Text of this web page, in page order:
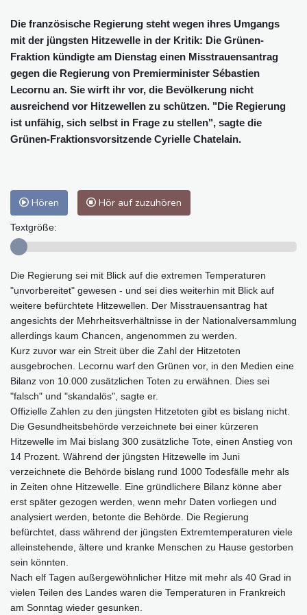
Die französische Regierung steht wegen ihres Umgangs
mit der jüngsten Hitzewelle in der Kritik: Die Grünen-
Fraktion kündigte am Dienstag einen Misstrauensantrag
gegen die Regierung von Premierminister Sébastien
Lecornu an. Sie wirft ihr vor, die Bevölkerung nicht
ausreichend vor Hitzewellen zu schützen. "Die Regierung
ist unfähig, sich selbst in Frage zu stellen", sagte die
Grünen-Fraktionsvorsitzende Cyrielle Chatelain.
Hören Hör auf zuzuhören
Textgröße:
Die Regierung sei mit Blick auf die extremen Temperaturen
"unvorbereitet" gewesen - und sei dies weiterhin mit Blick auf
weitere befürchtete Hitzewellen. Der Misstrauensantrag hat
angesichts der Mehrheitsverhältnisse in der Nationalversammlung
allerdings kaum Chancen, angenommen zu werden.
Kurz zuvor war ein Streit über die Zahl der Hitzetoten
ausgebrochen. Lecornu warf den Grünen vor, in den Medien eine
Bilanz von 10.000 zusätzlichen Toten zu erwähnen. Dies sei
"falsch" und "skandalös", sagte er.
Offizielle Zahlen zu den jüngsten Hitzetoten gibt es bislang nicht.
Die Gesundheitsbehörde verzeichnete bei einer kürzeren
Hitzewelle im Mai bislang 300 zusätzliche Tote, einen Anstieg von
14 Prozent. Während der jüngsten Hitzewelle im Juni
verzeichnete die Behörde bislang rund 1000 Todesfälle mehr als
in Zeiten ohne Hitzewelle. Eine gründlichere Bilanz könne aber
erst später gezogen werden, wenn mehr Daten vorliegen und
analysiert werden, betonte die Behörde. Die Regierung
befürchtet, dass während der jüngsten Extremtemperaturen viele
alleinstehende, ältere und kranke Menschen zu Hause gestorben
sein könnten.
Nach elf Tagen außergewöhnlicher Hitze mit mehr als 40 Grad in
vielen Teilen des Landes waren die Temperaturen in Frankreich
am Sonntag wieder gesunken.